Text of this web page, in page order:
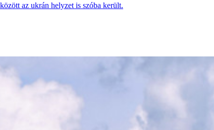
az ukrán helyzet is szóba került.